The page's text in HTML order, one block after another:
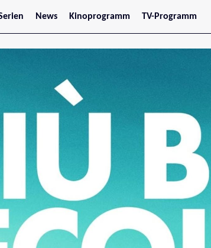
News
Stars
Kinoprogramm
Jetzt im Kino
Steiermark
Burgenland
Kärnten
TV-Programm